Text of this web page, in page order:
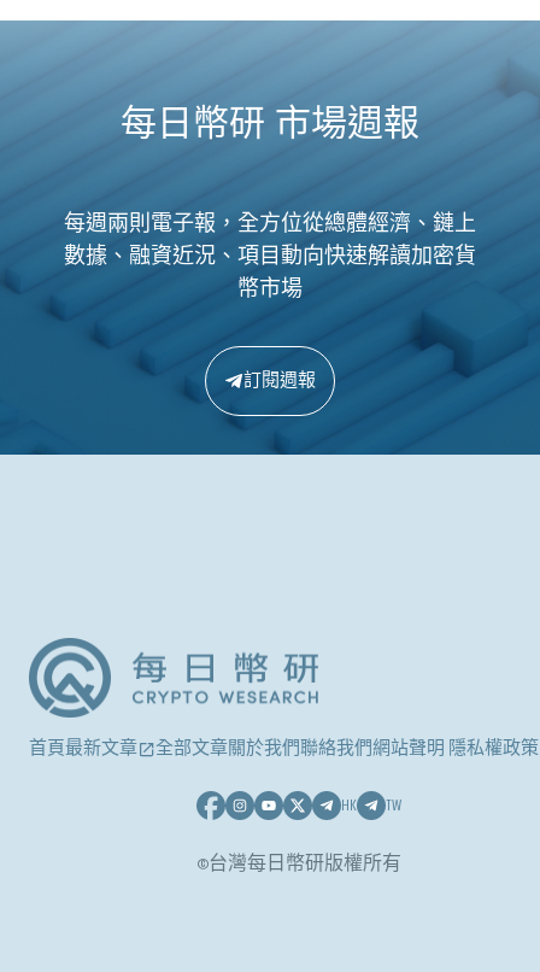
每日幣研 市場週報
每週兩則電子報，全方位從總體經濟、鏈上
數據、融資近況、項目動向快速解讀加密貨
幣市場
訂閱週報
首頁最新文章 全部文章關於我們聯絡我們網站聲明 隱私權政策
HK TW
©台灣每日幣研版權所有